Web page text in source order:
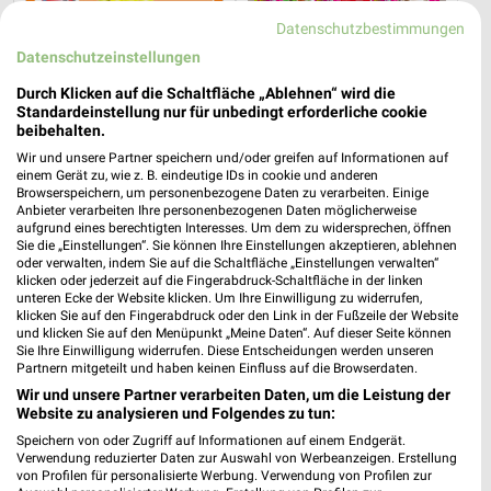
15,6 km
Angebote ab 05.08.
Gültig bis Di. 11.08.
7,7 km
Gültig ab Fr. 14.08.
Möbel Boss NORMA
Datenschutzbestimmungen
Datenschutzeinstellungen
Durch Klicken auf die Schaltfläche „Ablehnen“ wird die
Standardeinstellung nur für unbedingt erforderliche cookie
beibehalten.
Wir und unsere Partner speichern und/oder greifen auf Informationen auf
einem Gerät zu, wie z. B. eindeutige IDs in cookie und anderen
Browserspeichern, um personenbezogene Daten zu verarbeiten. Einige
Anbieter verarbeiten Ihre personenbezogenen Daten möglicherweise
aufgrund eines berechtigten Interesses. Um dem zu widersprechen, öffnen
Sie die „Einstellungen“. Sie können Ihre Einstellungen akzeptieren, ablehnen
oder verwalten, indem Sie auf die Schaltfläche „Einstellungen verwalten“
klicken oder jederzeit auf die Fingerabdruck-Schaltfläche in der linken
unteren Ecke der Website klicken. Um Ihre Einwilligung zu widerrufen,
klicken Sie auf den Fingerabdruck oder den Link in der Fußzeile der Website
und klicken Sie auf den Menüpunkt „Meine Daten“. Auf dieser Seite können
Sie Ihre Einwilligung widerrufen. Diese Entscheidungen werden unseren
Partnern mitgeteilt und haben keinen Einfluss auf die Browserdaten.
Wir und unsere Partner verarbeiten Daten, um die Leistung der
Website zu analysieren und Folgendes zu tun:
Speichern von oder Zugriff auf Informationen auf einem Endgerät.
Verwendung reduzierter Daten zur Auswahl von Werbeanzeigen. Erstellung
von Profilen für personalisierte Werbung. Verwendung von Profilen zur